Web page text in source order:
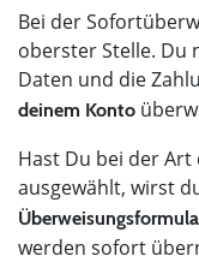
Bei der
oberster Stelle. Du
Daten und die
deinem Konto
Hast Du bei der
ausgewählt, wirst
werden sofort